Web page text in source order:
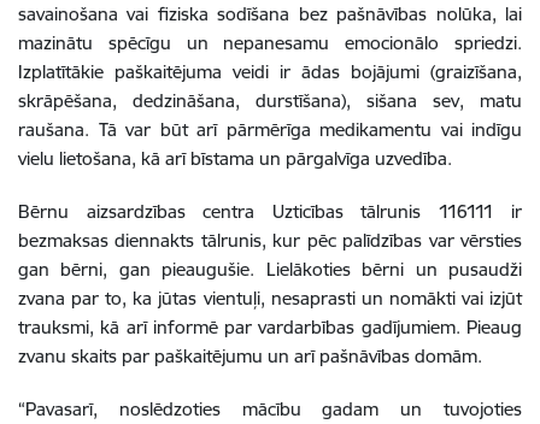
savainošana vai fiziska sodīšana bez pašnāvības nolūka, lai
mazinātu spēcīgu un nepanesamu emocionālo spriedzi.
Izplatītākie paškaitējuma veidi ir ādas bojājumi (graizīšana,
skrāpēšana, dedzināšana, durstīšana), sišana sev, matu
raušana. Tā var būt arī pārmērīga medikamentu vai indīgu
vielu lietošana, kā arī bīstama un pārgalvīga uzvedība.
Bērnu aizsardzības centra Uzticības tālrunis 116111 ir
bezmaksas diennakts tālrunis, kur pēc palīdzības var vērsties
gan bērni, gan pieaugušie. Lielākoties bērni un pusaudži
zvana par to, ka jūtas vientuļi, nesaprasti un nomākti vai izjūt
trauksmi, kā arī informē par vardarbības gadījumiem. Pieaug
zvanu skaits par paškaitējumu un arī pašnāvības domām.
“Pavasarī, noslēdzoties mācību gadam un tuvojoties